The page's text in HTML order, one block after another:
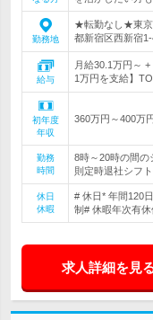
勤務地
★転勤なし★東京
都新宿区西新宿
給与
月給30.1万円～
1万円を支給】
初年度
年収
360万円～400万
勤務
時間
8時～20時の間
則定時退社シフ
休日
休暇
# 休日* 年間120
制# 休暇年次有
求人詳細を見